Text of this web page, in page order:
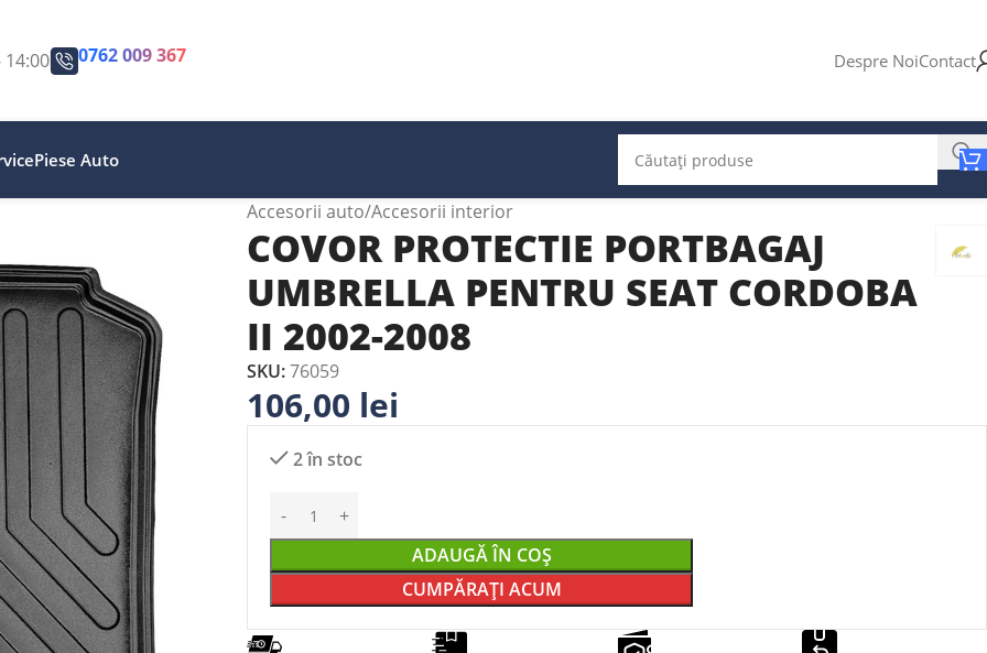
14:00 0762 009 367 Despre NoiContact
Piese Auto
Accesorii auto Accesorii interior
COVOR PROTECTIE PORTBAGAJ
UMBRELLA PENTRU SEAT CORDOBA
II 2002-2008
SKU:76059
106,00 lei
2 în stoc
ADAUGĂ ÎN COȘ
CUMPĂRAȚI ACUM